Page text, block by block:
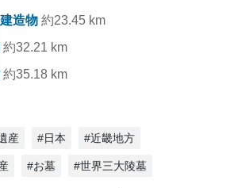
造物 約23.45 km
約32.21 km
約35.18 km
産 #日本 #近畿地方
#お墓 #世界三大陵墓